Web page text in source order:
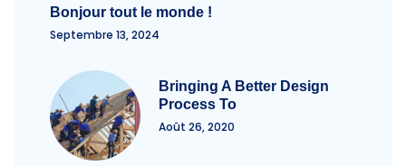
Bonjour tout le monde !
Septembre 13, 2024
Bringing A Better Design
Process To
Août 26, 2020